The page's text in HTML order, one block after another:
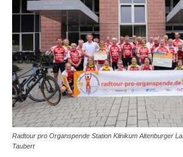
Radtour pro Organspende Station Klinikum Altenburger
Taubert